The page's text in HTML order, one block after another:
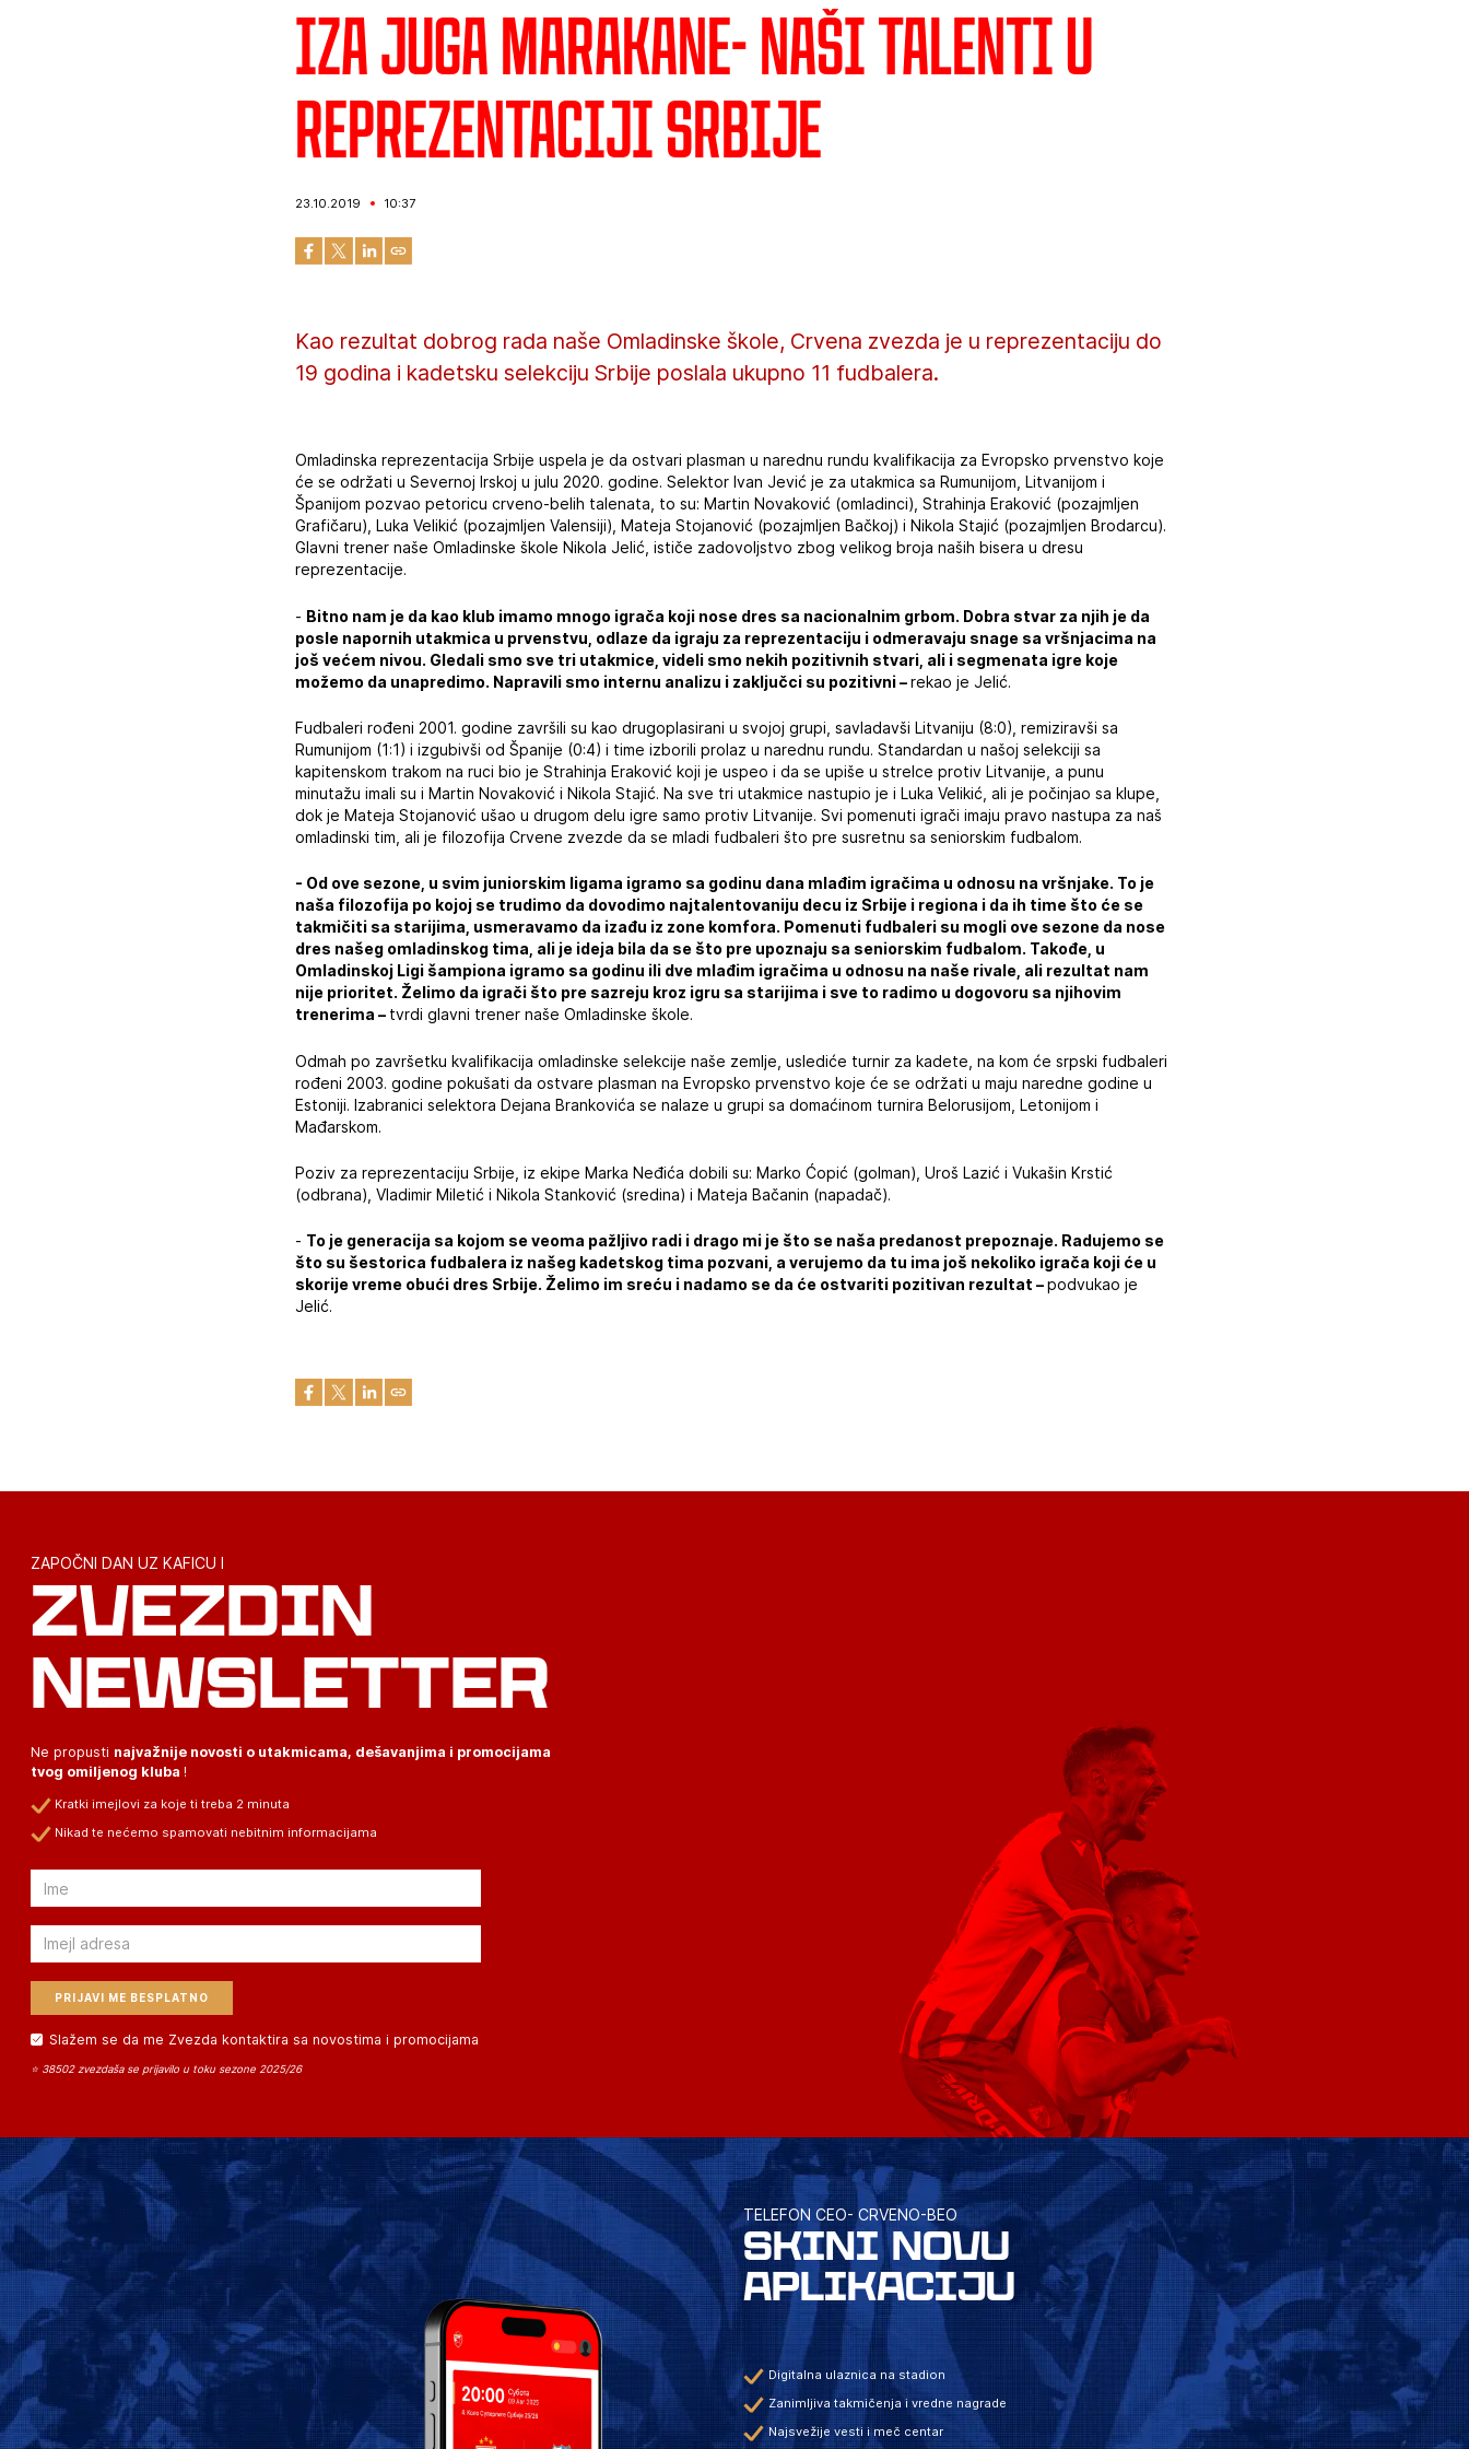
Iza juga Marakane- Naši talenti u
reprezentaciji Srbije
23.10.2019 10:37
Kao rezultat dobrog rada naše Omladinske škole, Crvena zvezda je u reprezentaciju do
19 godina i kadetsku selekciju Srbije poslala ukupno 11 fudbalera.
Omladinska reprezentacija Srbije uspela je da ostvari plasman u narednu rundu kvalifikacija za Evropsko prvenstvo koje
će se održati u Severnoj Irskoj u julu 2020. godine. Selektor Ivan Jević je za utakmica sa Rumunijom, Litvanijom i
Španijom pozvao petoricu crveno-belih talenata, to su: Martin Novaković (omladinci), Strahinja Eraković (pozajmljen
Grafičaru), Luka Velikić (pozajmljen Valensiji), Mateja Stojanović (pozajmljen Bačkoj) i Nikola Stajić (pozajmljen Brodarcu).
Glavni trener naše Omladinske škole Nikola Jelić, ističe zadovoljstvo zbog velikog broja naših bisera u dresu
reprezentacije.
- Bitno nam je da kao klub imamo mnogo igrača koji nose dres sa nacionalnim grbom. Dobra stvar za njih je da
posle napornih utakmica u prvenstvu, odlaze da igraju za reprezentaciju i odmeravaju snage sa vršnjacima na
još većem nivou. Gledali smo sve tri utakmice, videli smo nekih pozitivnih stvari, ali i segmenata igre koje
možemo da unapredimo. Napravili smo internu analizu i zaključci su pozitivni ­–rekao je Jelić.
Fudbaleri rođeni 2001. godine završili su kao drugoplasirani u svojoj grupi, savladavši Litvaniju (8:0), remiziravši sa
Rumunijom (1:1) i izgubivši od Španije (0:4) i time izborili prolaz u narednu rundu. Standardan u našoj selekciji sa
kapitenskom trakom na ruci bio je Strahinja Eraković koji je uspeo i da se upiše u strelce protiv Litvanije, a punu
minutažu imali su i Martin Novaković i Nikola Stajić. Na sve tri utakmice nastupio je i Luka Velikić, ali je počinjao sa klupe,
dok je Mateja Stojanović ušao u drugom delu igre samo protiv Litvanije. Svi pomenuti igrači imaju pravo nastupa za naš
omladinski tim, ali je filozofija Crvene zvezde da se mladi fudbaleri što pre susretnu sa seniorskim fudbalom.
- Od ove sezone, u svim juniorskim ligama igramo sa godinu dana mlađim igračima u odnosu na vršnjake. To je
naša filozofija po kojoj se trudimo da dovodimo najtalentovaniju decu iz Srbije i regiona i da ih time što će se
takmičiti sa starijima, usmeravamo da izađu iz zone komfora. Pomenuti fudbaleri su mogli ove sezone da nose
dres našeg omladinskog tima, ali je ideja bila da se što pre upoznaju sa seniorskim fudbalom. Takođe, u
Omladinskoj Ligi šampiona igramo sa godinu ili dve mlađim igračima u odnosu na naše rivale, ali rezultat nam
nije prioritet. Želimo da igrači što pre sazreju kroz igru sa starijima i sve to radimo u dogovoru sa njihovim
trenerima – tvrdi glavni trener naše Omladinske škole.
Odmah po završetku kvalifikacija omladinske selekcije naše zemlje, uslediće turnir za kadete, na kom će srpski fudbaleri
rođeni 2003. godine pokušati da ostvare plasman na Evropsko prvenstvo koje će se održati u maju naredne godine u
Estoniji. Izabranici selektora Dejana Brankovića se nalaze u grupi sa domaćinom turnira Belorusijom, Letonijom i
Mađarskom.
Poziv za reprezentaciju Srbije, iz ekipe Marka Neđića dobili su: Marko Ćopić (golman), Uroš Lazić i Vukašin Krstić
(odbrana), Vladimir Miletić i Nikola Stanković (sredina) i Mateja Bačanin (napadač).
- To je generacija sa kojom se veoma pažljivo radi i drago mi je što se naša predanost prepoznaje. Radujemo se
što su šestorica fudbalera iz našeg kadetskog tima pozvani, a verujemo da tu ima još nekoliko igrača koji će u
skorije vreme obući dres Srbije. Želimo im sreću i nadamo se da će ostvariti pozitivan rezultat –podvukao je
Jelić.
ZAPOČNI DAN UZ KAFICU I
ZVEZDIN
NEWSLETTER
Ne propusti najvažnije novosti o utakmicama, dešavanjima i promocijama
tvog omiljenog kluba !
Kratki imejlovi za koje ti treba 2 minuta
Nikad te nećemo spamovati nebitnim informacijama
Email
Email
Slažem se da me Zvezda kontaktira sa novostima i promocijama
⭐ 38502 zvezdaša se prijavilo u toku sezone 2025/26
TELEFON CEO- CRVENO-BEO
SKINI NOVU
APLIKACIJU
Digitalna ulaznica na stadion
Zanimljiva takmičenja i vredne nagrade
Najsvežije vesti i meč centar